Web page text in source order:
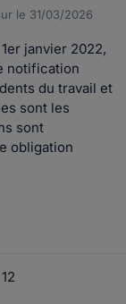
le 31/03/2026
janvier 2022,
notification
du travail et
sont les
sont
obligation
12